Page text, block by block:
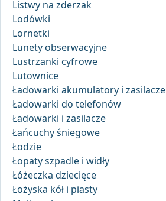
Listwy na zderzak
Lodówki
Lornetki
Lunety obserwacyjne
Lustrzanki cyfrowe
Lutownice
Ładowarki akumulatory i zasilacze
Ładowarki do telefonów
Ładowarki i zasilacze
Łańcuchy śniegowe
Łodzie
Łopaty szpadle i widły
Łóżeczka dziecięce
Łożyska kół i piasty